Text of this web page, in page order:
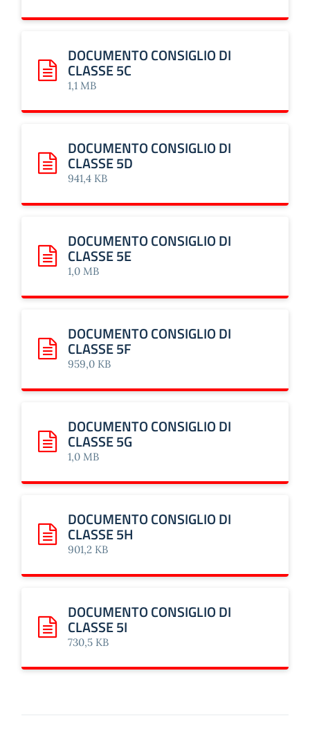
Scarica: DOCUMENTO CONSIGLIO DI CLASSE 5C
DOCUMENTO CONSIGLIO DI
CLASSE 5C
1,1 MB
Scarica: DOCUMENTO CONSIGLIO DI CLASSE 5D
DOCUMENTO CONSIGLIO DI
CLASSE 5D
941,4 KB
Scarica: DOCUMENTO CONSIGLIO DI CLASSE 5E
DOCUMENTO CONSIGLIO DI
CLASSE 5E
1,0 MB
Scarica: DOCUMENTO CONSIGLIO DI CLASSE 5F
DOCUMENTO CONSIGLIO DI
CLASSE 5F
959,0 KB
Scarica: DOCUMENTO CONSIGLIO DI CLASSE 5G
DOCUMENTO CONSIGLIO DI
CLASSE 5G
1,0 MB
Scarica: DOCUMENTO CONSIGLIO DI CLASSE 5H
DOCUMENTO CONSIGLIO DI
CLASSE 5H
901,2 KB
Scarica: DOCUMENTO CONSIGLIO DI CLASSE 5I
DOCUMENTO CONSIGLIO DI
CLASSE 5I
730,5 KB